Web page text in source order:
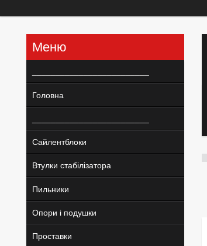
Головна
Сайлентблоки
Втулки стабілізатора
Пильники
Опори і подушки
Проставки